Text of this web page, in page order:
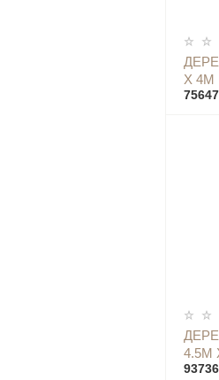
Х 4М
4.5М